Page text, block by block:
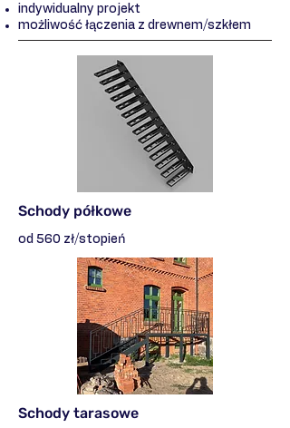
indywidualny projekt
możliwość łączenia z drewnem/szkłem
Schody półkowe
od 560 zł/stopień
Schody tarasowe